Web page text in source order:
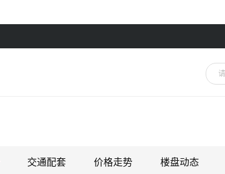
交通配套 价格走势 楼盘动态